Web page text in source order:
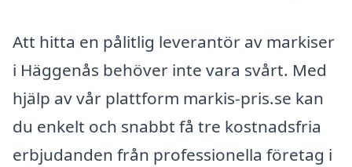
Att hitta en pålitlig leverantör av markiser
i Häggenås behöver inte vara svårt. Med
hjälp av vår plattform markis-pris.se kan
du enkelt och snabbt få tre kostnadsfria
erbjudanden från professionella företag i